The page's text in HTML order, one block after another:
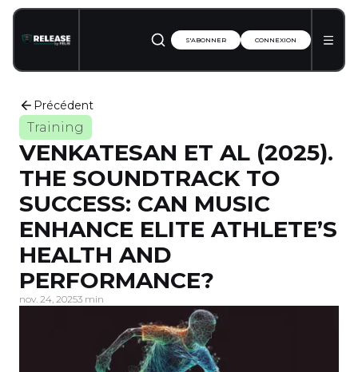
S'ABONNER CONNEXION
Précédent
Training
VENKATESAN ET AL (2025).
THE SOUNDTRACK TO
SUCCESS: CAN MUSIC
ENHANCE ELITE ATHLETE’S
HEALTH AND
PERFORMANCE?
nov. 24, 20253 min